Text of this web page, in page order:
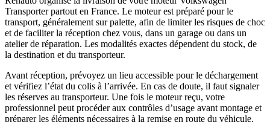
Transporter partout en France. Le moteur est préparé pour le
transport, généralement sur palette, afin de limiter les risques de choc
et de faciliter la réception chez vous, dans un garage ou dans un
atelier de réparation. Les modalités exactes dépendent du stock, de
la destination et du transporteur.
Avant réception, prévoyez un lieu accessible pour le déchargement
et vérifiez l’état du colis à l’arrivée. En cas de doute, il faut signaler
les réserves au transporteur. Une fois le moteur reçu, votre
professionnel peut procéder aux contrôles d’usage avant montage et
préparer les éléments nécessaires à la remise en route du véhicule.